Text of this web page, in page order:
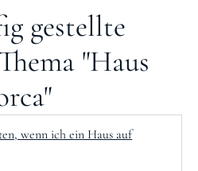
gestellte
"Haus
wenn ich ein Haus auf